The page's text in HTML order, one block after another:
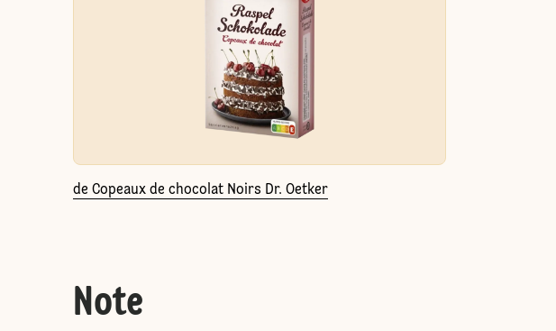
de Copeaux de chocolat Noirs Dr. Oetker
Note